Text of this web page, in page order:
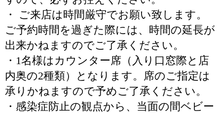
・ ご来店は時間厳守でお願い致します。
ご予約時間を過ぎた際には、時間の延長が
出来かねますのでご了承ください。
・1名様はカウンター席（入り口窓際と店
内奥の2種類）となります。席のご指定は
承りかねますので予めご了承ください。
・感染症防止の観点から、当面の間ベビー